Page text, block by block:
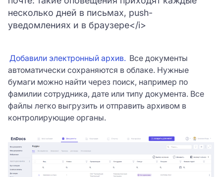
Добавили электронный архив. Все документы
автоматически сохраняются в облаке. Нужные
бумаги можно найти через поиск, например по
фамилии сотрудника, дате или типу документа. Все
файлы легко выгрузить и отправить архивом в
контролирующие органы.